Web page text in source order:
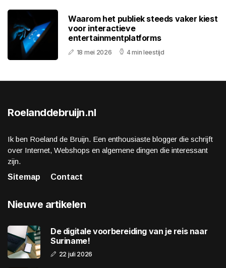
Waarom het publiek steeds vaker kiest
voor interactieve
entertainmentplatforms
18 mei 2026 4 min leestijd
Roelanddebruijn.nl
Ik ben Roeland de Bruijn. Een enthousiaste blogger die schrijft
over Internet, Webshops en algemene dingen die interessant
zijn.
Sitemap
Contact
Nieuwe artikelen
De digitale voorbereiding van je reis naar
Suriname!
22 juli 2026